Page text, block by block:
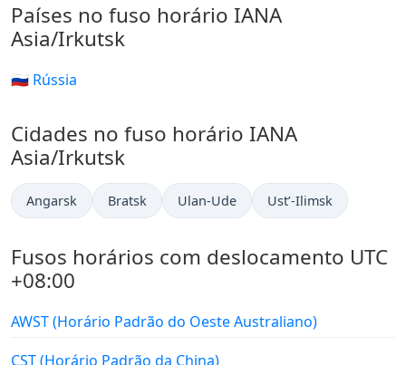
Países no fuso horário IANA
Asia/Irkutsk
🇷🇺 Rússia
Cidades no fuso horário IANA
Asia/Irkutsk
Angarsk Bratsk Ulan-Ude Ust’-Ilimsk
Fusos horários com deslocamento UTC
+08:00
AWST (Horário Padrão do Oeste Australiano)
CST (Horário Padrão da China)